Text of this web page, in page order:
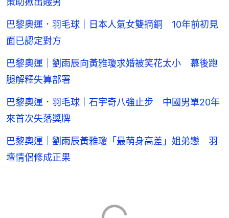
巴黎奧運．羽毛球｜日本人氣女雙摘銅 10年前初見
面已認定對方
巴黎奧運｜劉雨辰向黃雅瓊求婚被笑花太小 幕後跑
腿解釋失算部署
巴黎奧運．羽毛球｜石宇奇八強止步 中國男單20年
來首次失落獎牌
巴黎奧運｜劉雨辰黃雅瓊「最萌身高差」姐弟戀 羽
壇情侶修成正果